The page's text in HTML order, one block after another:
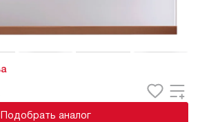
Подобрать аналог